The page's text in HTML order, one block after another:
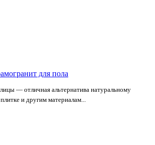
для пола
— отличная альтернатива натуральному
и другим материалам...